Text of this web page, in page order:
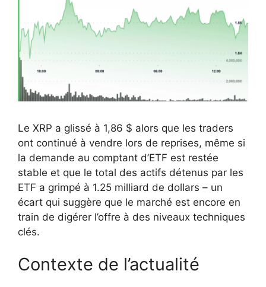
Le XRP a glissé à 1,86 $ alors que les traders
ont continué à vendre lors de reprises, même si
la demande au comptant d’ETF est restée
stable et que le total des actifs détenus par les
ETF a grimpé à 1.25 milliard de dollars – un
écart qui suggère que le marché est encore en
train de digérer l’offre à des niveaux techniques
clés.
Contexte de l’actualité